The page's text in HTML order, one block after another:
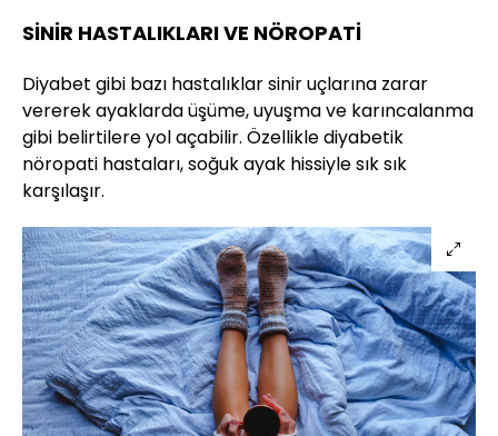
SİNİR HASTALIKLARI VE NÖROPATİ
Diyabet gibi bazı hastalıklar sinir uçlarına zarar
vererek ayaklarda üşüme, uyuşma ve karıncalanma
gibi belirtilere yol açabilir. Özellikle diyabetik
nöropati hastaları, soğuk ayak hissiyle sık sık
karşılaşır.